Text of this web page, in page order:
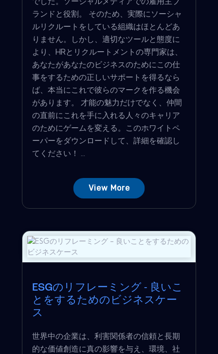
ランドと役割。 そのため、実際にソーシャ
ルリクルートをしている組織はほとんどあ
りません。しかし、適切なツールと態度に
より、HRとリクルートメントの専門家は、
あなたがあなたのビジネスのためにこの仕
事をするための正しいサポートを得るなら
ば、本当にこれで彼らのマークを作る機会
があります。 才能の魅力だけでなく、仲間
の直前にこれを手に入れる人々のキャリア
のためにゲームを変える。このホワイトペ
ーパーをダウンロードして、詳細を確認し
てください！ ...
View More
ESGのリフレーミング - 良いこ
とをするためのビジネスケー
ス
世界中の企業は、利害関係者の信頼と長期
的な価値創造に真の影響を与え、環境、社